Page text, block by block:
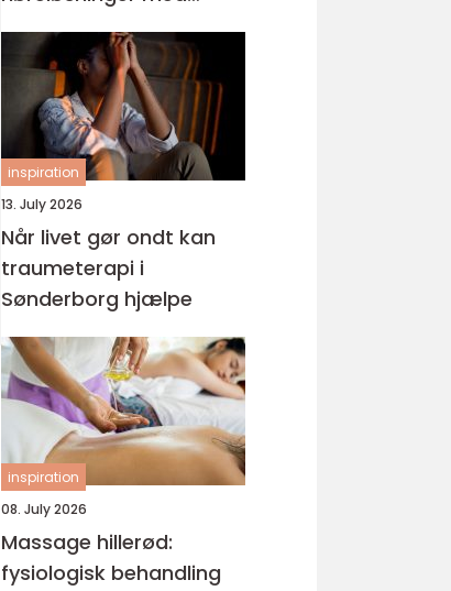
fokus på hverdagen
inspiration
13. July 2026
Når livet gør ondt kan
traumeterapi i
Sønderborg hjælpe
inspiration
08. July 2026
Massage hillerød:
fysiologisk behandling